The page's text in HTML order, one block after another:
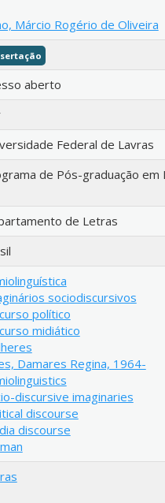
Márcio Rogério de Oliveira
aberto
Federal de Lavras
de Pós-graduação em
de Letras
sociodiscursivos
político
midiático
Damares Regina, 1964-
discursive imaginaries
discourse
discourse